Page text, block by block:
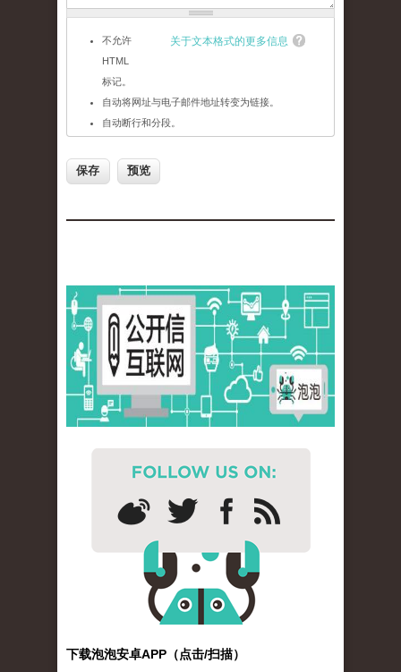
关于文本格式的更多信息
不允许
HTML
标记。
自动将网址与电子邮件地址转变为链接。
自动断行和分段。
下载泡泡安卓APP（点击/扫描）